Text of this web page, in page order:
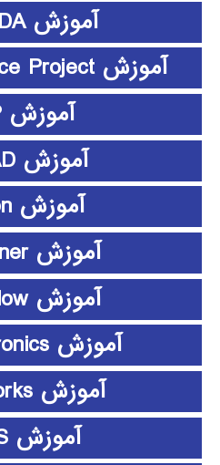
آموزش MAXQDA
آموزش Microsoft Office Project
آموزش PHP
آموزش PSCAD
آموزش python
آموزش rapidminer
آموزش ShowFlow
آموزش SimElectronics
آموزش SolidWorks
آموزش SPSS